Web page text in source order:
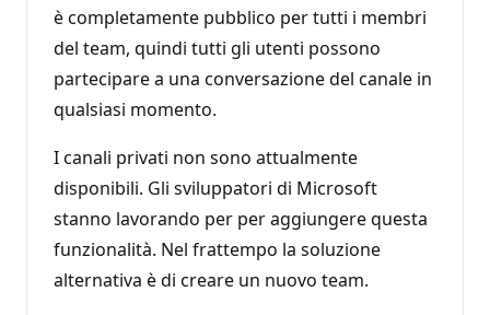
è completamente pubblico per tutti i membri
del team, quindi tutti gli utenti possono
partecipare a una conversazione del canale in
qualsiasi momento.
I canali privati non sono attualmente
disponibili. Gli sviluppatori di Microsoft
stanno lavorando per per aggiungere questa
funzionalità. Nel frattempo la soluzione
alternativa è di creare un nuovo team.